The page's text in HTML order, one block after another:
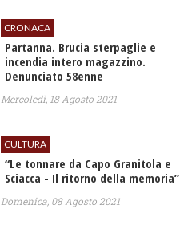
CRONACA
Partanna. Brucia sterpaglie e
incendia intero magazzino.
Denunciato 58enne
Mercoledì, 18 Agosto 2021
CULTURA
“Le tonnare da Capo Granitola e
Sciacca - Il ritorno della memoria”
Domenica, 08 Agosto 2021